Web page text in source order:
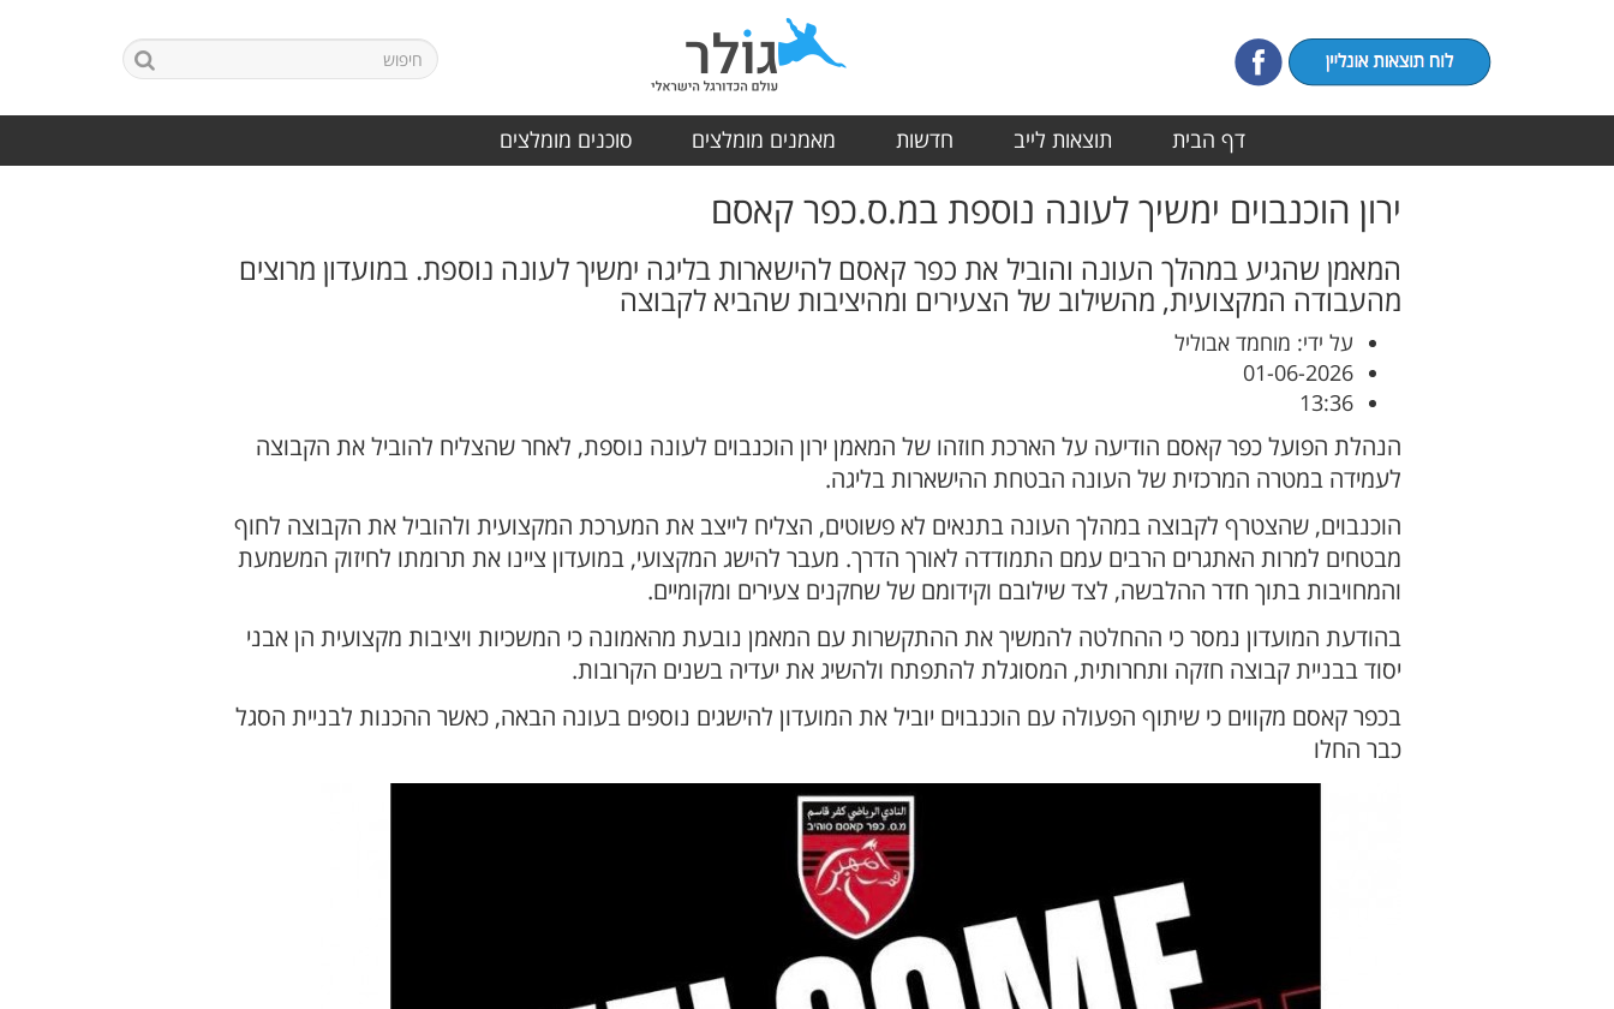
דף הבית תוצאות לייב חדשות מאמנים מומלצים סוכנים מומלצים
ירון הוכנבוים ימשיך לעונה נוספת במ.ס.כפר קאסם
המאמן שהגיע במהלך העונה והוביל את כפר קאסם להישארות בליגה ימשיך לעונה נוספת. במועדון מרוצים
מהעבודה המקצועית, מהשילוב של הצעירים ומהיציבות שהביא לקבוצה
על ידי: מוחמד אבוליל
01-06-2026
13:36
הנהלת הפועל כפר קאסם הודיעה על הארכת חוזהו של המאמן ירון הוכנבוים לעונה נוספת, לאחר שהצליח להוביל את הקבוצה
לעמידה במטרה המרכזית של העונה הבטחת ההישארות בליגה.
הוכנבוים, שהצטרף לקבוצה במהלך העונה בתנאים לא פשוטים, הצליח לייצב את המערכת המקצועית ולהוביל את הקבוצה לחוף
מבטחים למרות האתגרים הרבים עמם התמודדה לאורך הדרך. מעבר להישג המקצועי, במועדון ציינו את תרומתו לחיזוק המשמעת
והמחויבות בתוך חדר ההלבשה, לצד שילובם וקידומם של שחקנים צעירים ומקומיים.
בהודעת המועדון נמסר כי ההחלטה להמשיך את ההתקשרות עם המאמן נובעת מהאמונה כי המשכיות ויציבות מקצועית הן אבני
יסוד בבניית קבוצה חזקה ותחרותית, המסוגלת להתפתח ולהשיג את יעדיה בשנים הקרובות.
בכפר קאסם מקווים כי שיתוף הפעולה עם הוכנבוים יוביל את המועדון להישגים נוספים בעונה הבאה, כאשר ההכנות לבניית הסגל
כבר החלו